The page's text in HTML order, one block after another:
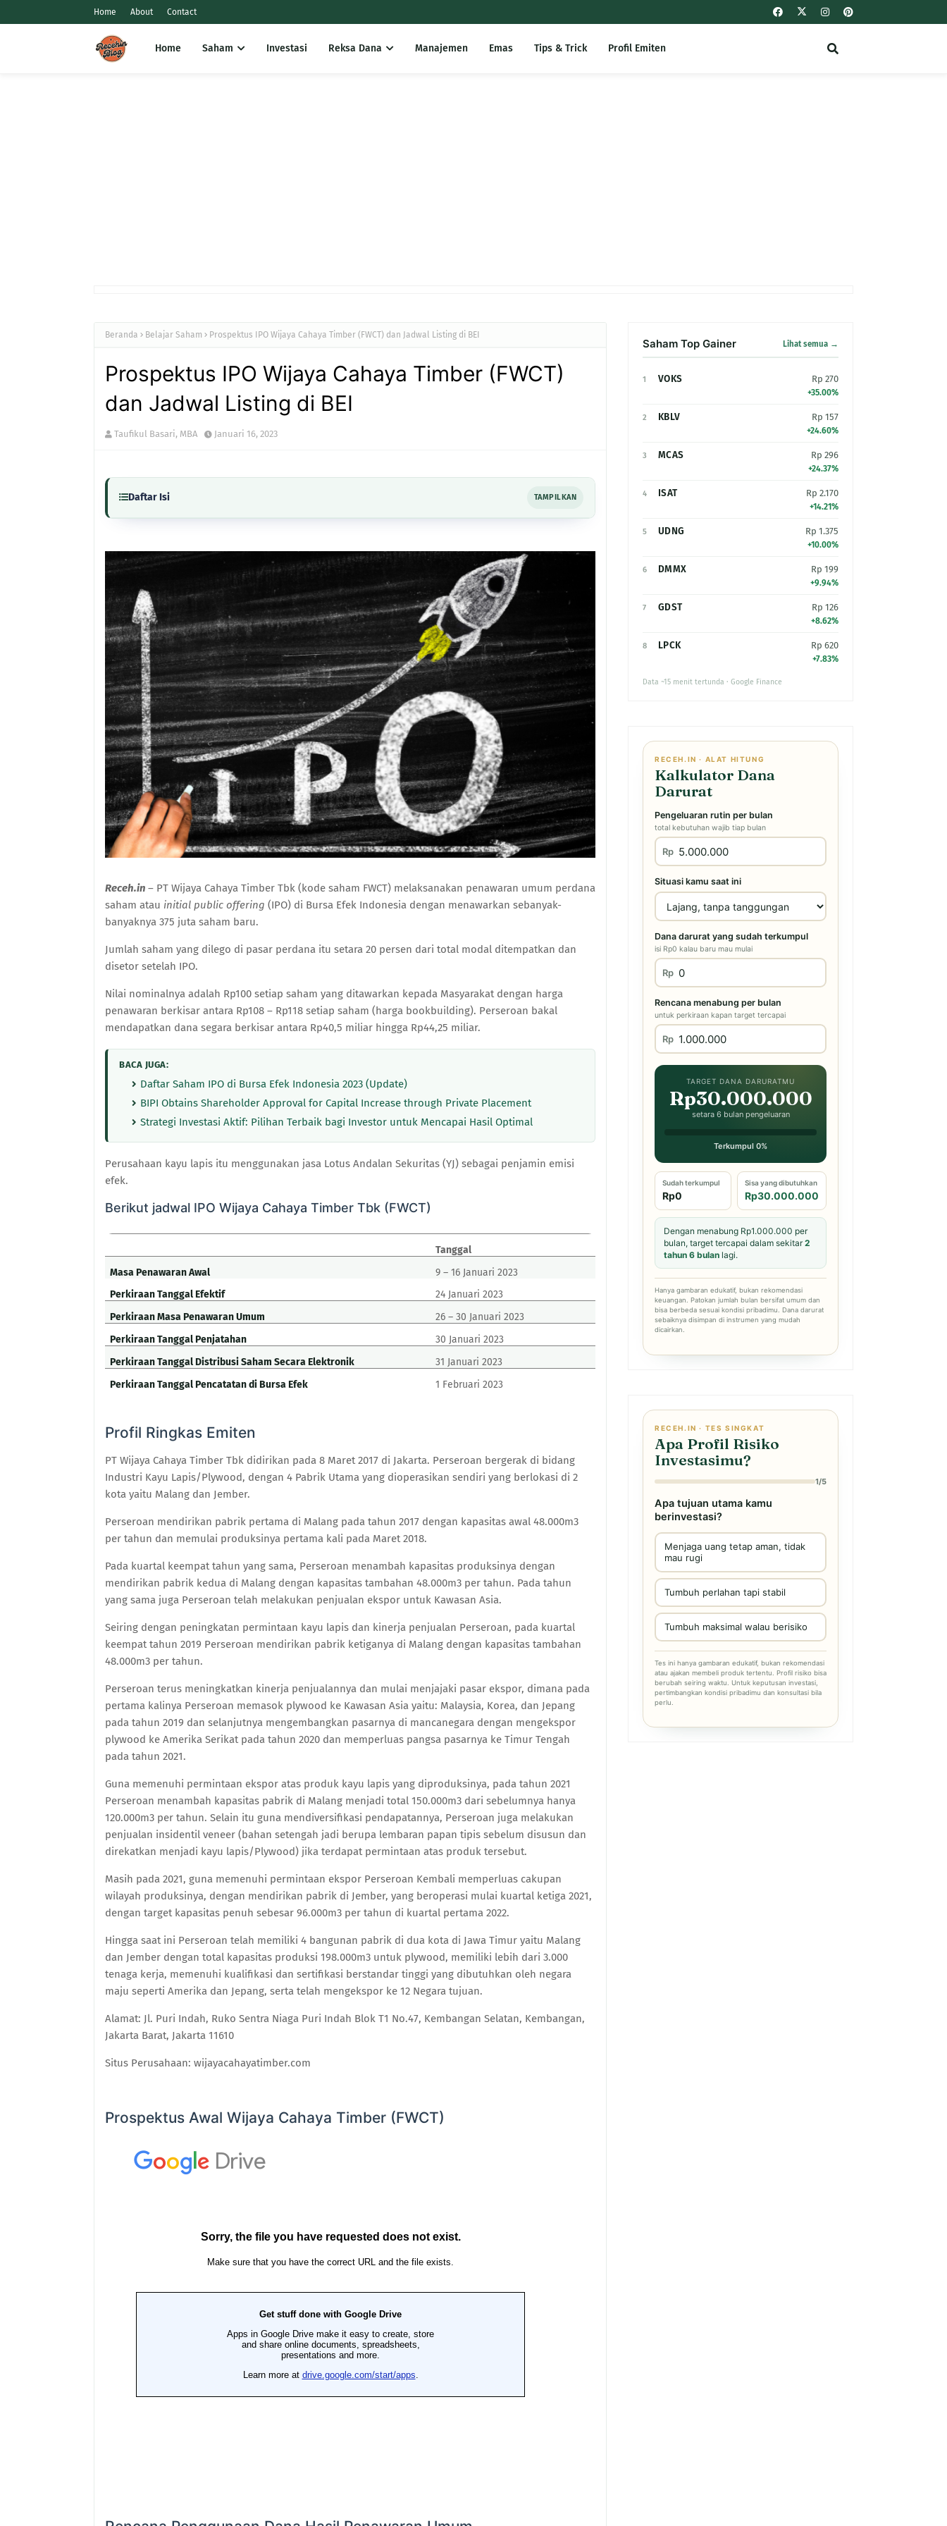
Home About Contact
Home Saham Investasi Reksa Dana Manajemen Emas Tips & Trick Profil Emiten
Beranda Belajar Saham Prospektus IPO Wijaya Cahaya Timber (FWCT) dan Jadwal Listing di BEI
Prospektus IPO Wijaya Cahaya Timber (FWCT)
dan Jadwal Listing di BEI
Taufikul Basari, MBA Januari 16, 2023
Daftar Isi TAMPILKAN
Receh.in – PT Wijaya Cahaya Timber Tbk (kode saham FWCT) melaksanakan penawaran umum perdana
saham atau initial public offering (IPO) di Bursa Efek Indonesia dengan menawarkan sebanyak-
banyaknya 375 juta saham baru.
Jumlah saham yang dilego di pasar perdana itu setara 20 persen dari total modal ditempatkan dan
disetor setelah IPO.
Nilai nominalnya adalah Rp100 setiap saham yang ditawarkan kepada Masyarakat dengan harga
penawaran berkisar antara Rp108 – Rp118 setiap saham (harga bookbuilding). Perseroan bakal
mendapatkan dana segara berkisar antara Rp40,5 miliar hingga Rp44,25 miliar.
BACA JUGA:
Daftar Saham IPO di Bursa Efek Indonesia 2023 (Update)
BIPI Obtains Shareholder Approval for Capital Increase through Private Placement
Strategi Investasi Aktif: Pilihan Terbaik bagi Investor untuk Mencapai Hasil Optimal
Perusahaan kayu lapis itu menggunakan jasa Lotus Andalan Sekuritas (YJ) sebagai penjamin emisi
efek.
Berikut jadwal IPO Wijaya Cahaya Timber Tbk (FWCT)
Tanggal
Masa Penawaran Awal
9 – 16 Januari 2023
Perkiraan Tanggal Efektif
24 Januari 2023
Perkiraan Masa Penawaran Umum
26 – 30 Januari 2023
Perkiraan Tanggal Penjatahan
30 Januari 2023
Perkiraan Tanggal Distribusi Saham Secara Elektronik
31 Januari 2023
Perkiraan Tanggal Pencatatan di Bursa Efek
1 Februari 2023
Profil Ringkas Emiten
PT Wijaya Cahaya Timber Tbk didirikan pada 8 Maret 2017 di Jakarta. Perseroan bergerak di bidang
Industri Kayu Lapis/Plywood, dengan 4 Pabrik Utama yang dioperasikan sendiri yang berlokasi di 2
kota yaitu Malang dan Jember.
Perseroan mendirikan pabrik pertama di Malang pada tahun 2017 dengan kapasitas awal 48.000m3
per tahun dan memulai produksinya pertama kali pada Maret 2018.
Pada kuartal keempat tahun yang sama, Perseroan menambah kapasitas produksinya dengan
mendirikan pabrik kedua di Malang dengan kapasitas tambahan 48.000m3 per tahun. Pada tahun
yang sama juga Perseroan telah melakukan penjualan ekspor untuk Kawasan Asia.
Seiring dengan peningkatan permintaan kayu lapis dan kinerja penjualan Perseroan, pada kuartal
keempat tahun 2019 Perseroan mendirikan pabrik ketiganya di Malang dengan kapasitas tambahan
48.000m3 per tahun.
Perseroan terus meningkatkan kinerja penjualannya dan mulai menjajaki pasar ekspor, dimana pada
pertama kalinya Perseroan memasok plywood ke Kawasan Asia yaitu: Malaysia, Korea, dan Jepang
pada tahun 2019 dan selanjutnya mengembangkan pasarnya di mancanegara dengan mengekspor
plywood ke Amerika Serikat pada tahun 2020 dan memperluas pangsa pasarnya ke Timur Tengah
pada tahun 2021.
Guna memenuhi permintaan ekspor atas produk kayu lapis yang diproduksinya, pada tahun 2021
Perseroan menambah kapasitas pabrik di Malang menjadi total 150.000m3 dari sebelumnya hanya
120.000m3 per tahun. Selain itu guna mendiversifikasi pendapatannya, Perseroan juga melakukan
penjualan insidentil veneer (bahan setengah jadi berupa lembaran papan tipis sebelum disusun dan
direkatkan menjadi kayu lapis/Plywood) jika terdapat permintaan atas produk tersebut.
Masih pada 2021, guna memenuhi permintaan ekspor Perseroan Kembali memperluas cakupan
wilayah produksinya, dengan mendirikan pabrik di Jember, yang beroperasi mulai kuartal ketiga 2021,
dengan target kapasitas penuh sebesar 96.000m3 per tahun di kuartal pertama 2022.
Hingga saat ini Perseroan telah memiliki 4 bangunan pabrik di dua kota di Jawa Timur yaitu Malang
dan Jember dengan total kapasitas produksi 198.000m3 untuk plywood, memiliki lebih dari 3.000
tenaga kerja, memenuhi kualifikasi dan sertifikasi berstandar tinggi yang dibutuhkan oleh negara
maju seperti Amerika dan Jepang, serta telah mengekspor ke 12 Negara tujuan.
Alamat: Jl. Puri Indah, Ruko Sentra Niaga Puri Indah Blok T1 No.47, Kembangan Selatan, Kembangan,
Jakarta Barat, Jakarta 11610
Situs Perusahaan: wijayacahayatimber.com
Prospektus Awal Wijaya Cahaya Timber (FWCT)
Saham Top Gainer Lihat semua →
1 VOKS Rp 270
+35.00%
2 KBLV Rp 157
+24.60%
3 MCAS Rp 296
+24.37%
4 ISAT Rp 2.170
+14.21%
5 UDNG Rp 1.375
+10.00%
6 DMMX Rp 199
+9.94%
7 GDST Rp 126
+8.62%
8 LPCK Rp 620
+7.83%
Data ~15 menit tertunda · Google Finance
RECEH.IN · ALAT HITUNG
Kalkulator Dana
Darurat
Pengeluaran rutin per bulan
total kebutuhan wajib tiap bulan
Rp
Situasi kamu saat ini
Dana darurat yang sudah terkumpul
isi Rp0 kalau baru mau mulai
Rp
Rencana menabung per bulan
untuk perkiraan kapan target tercapai
Rp
TARGET DANA DARURATMU
Rp30.000.000
setara 6 bulan pengeluaran
Terkumpul 0%
Sudah terkumpul
Rp0
Sisa yang dibutuhkan
Rp30.000.000
Dengan menabung Rp1.000.000 per
bulan, target tercapai dalam sekitar2
tahun 6 bulan lagi.
Hanya gambaran edukatif, bukan rekomendasi
keuangan. Patokan jumlah bulan bersifat umum dan
bisa berbeda sesuai kondisi pribadimu. Dana darurat
sebaiknya disimpan di instrumen yang mudah
dicairkan.
RECEH.IN · TES SINGKAT
Apa Profil Risiko
Investasimu?
1/5
Apa tujuan utama kamu
berinvestasi?
Menjaga uang tetap aman, tidak
mau rugi
Tumbuh perlahan tapi stabil
Tumbuh maksimal walau berisiko
Tes ini hanya gambaran edukatif, bukan rekomendasi
atau ajakan membeli produk tertentu. Profil risiko bisa
berubah seiring waktu. Untuk keputusan investasi,
pertimbangkan kondisi pribadimu dan konsultasi bila
perlu.